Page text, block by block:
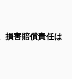
損害賠償責任は